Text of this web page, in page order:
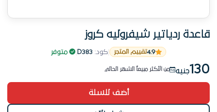
قاعدة ردياتير شيفروليه كروز
4.9تقييم المتجر كود: D383 متوفر
130جنيه
من الأكثر طلباً الأسبوع ده
من الأكثر مبيعاً الشهر الحالي
18 طلب مؤخراً
الكمية بتقل مع الطلب المتزايد
أضف للسلة